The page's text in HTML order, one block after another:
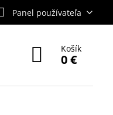
Panel používateľa
Košík
0 €